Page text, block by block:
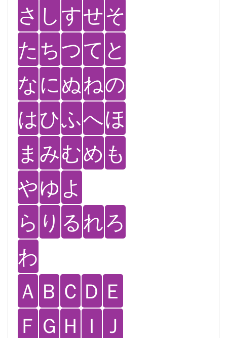
さ しすせそ
た ちつて と
なにぬねの
はひふへほ
ま みむめ も
やゆ よ
ら り るれろ
わ
Ａ Ｂ Ｃ Ｄ Ｅ
Ｆ Ｇ Ｈ Ｉ Ｊ